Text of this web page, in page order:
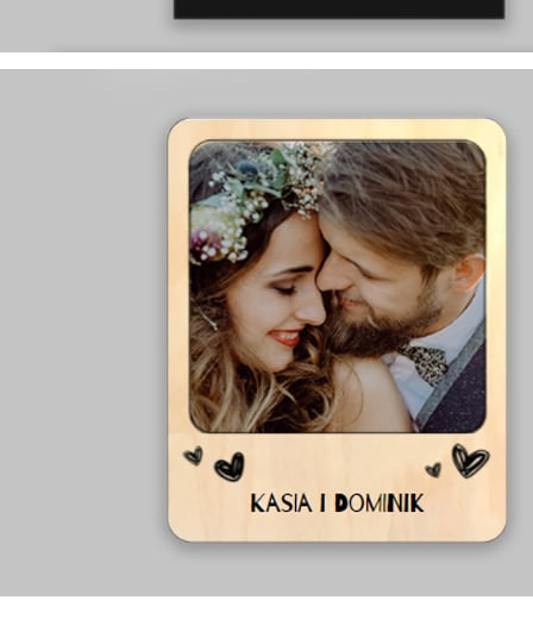
wyprodukowane w Polsce
występują w rozmiarach:
na różne wielkości zdjęć:
8x13, 10x15, 13x18, 15x21, 21x30, 30x45, 35x50
dostępne w trzech kolorach:białym, ecru i czarnym